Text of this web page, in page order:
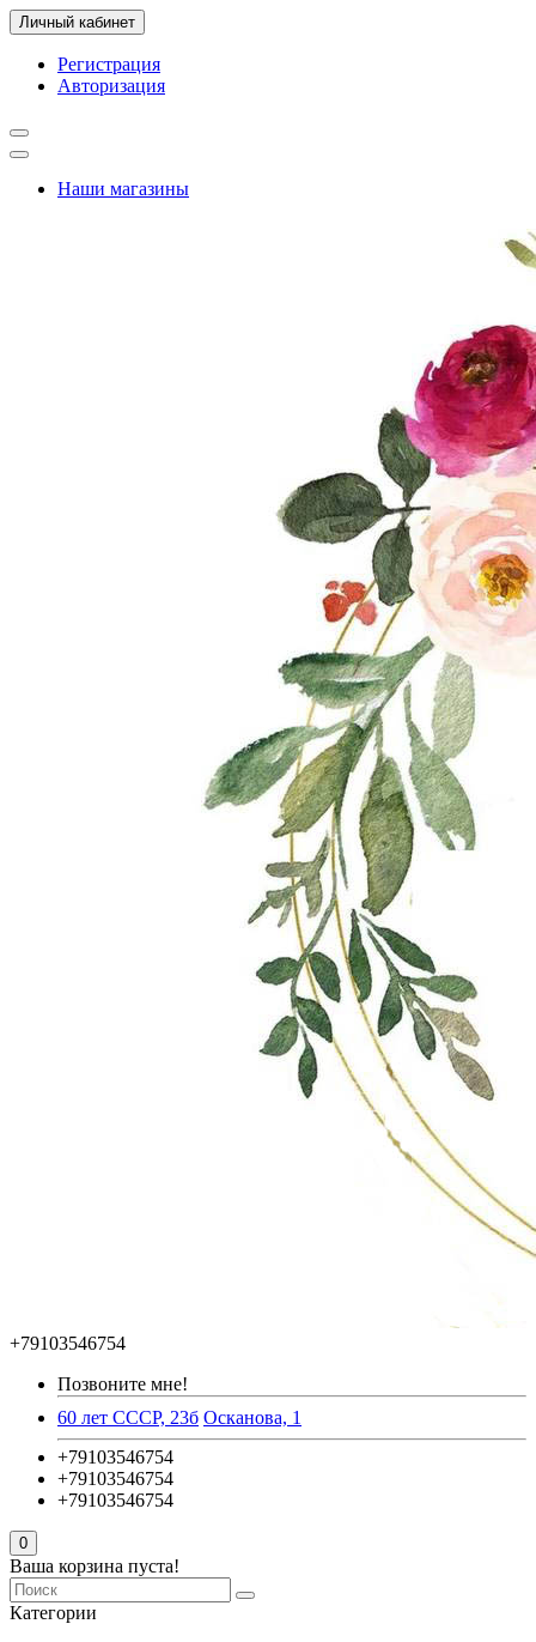
Личный кабинет
Регистрация
Авторизация
Наши магазины
+79103546754
Позвоните мне!
60 лет СССР, 23б Осканова, 1
+79103546754
+79103546754
+79103546754
0
Ваша корзина пуста!
Категории